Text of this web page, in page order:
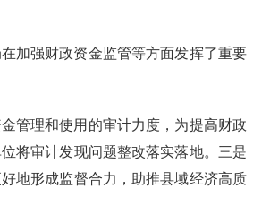
加强财政资金监管等方面发挥了重要
管理和使用的审计力度，为提高财政
将审计发现问题整改落实落地。三是
地形成监督合力，助推县域经济高质